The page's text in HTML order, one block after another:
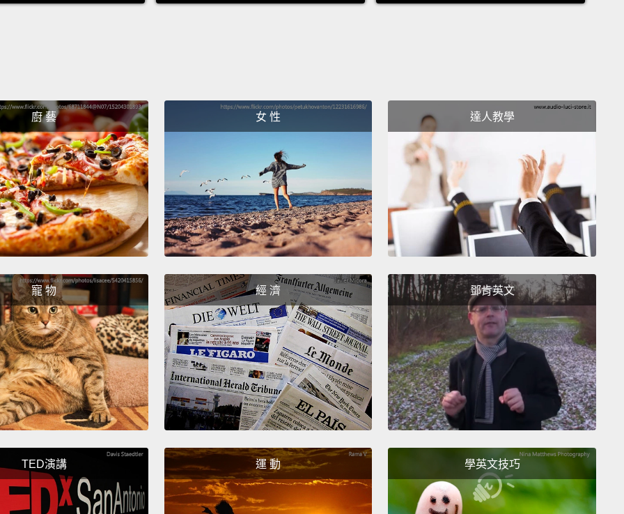
我很期待和妳一同入睡，我的小甜心。
After he had his whole exile-from-France thing,
they
tossed me on a wall at the Louvre.
But at this point, I was
still just another Renaissance portrait.
Until one night...
在他被趕出法國之後，人們將我任意置在羅浮宮的一面牆上。
但在這時候，我仍不過是又一幅文藝復興時期的肖像畫罷了。
直到有一晚...
Bella.
美人兒。
...I was stolen!
...我被偷了!
It was pandemonium. Paris was in an uproar. The police
hauled people in left and right. The hysteria hit a fever
pitch when the police suspected and interrogated one of
the most famous artists in the world—
Pablo Picasso.
Picasso was innocent.
The thief turned out to be an Italian
廚 藝 女 性 達人教學
寵 物 經 濟 鄧肯英文
TED演講 運 動 學英文技巧